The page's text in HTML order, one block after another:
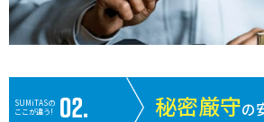
SUMiTASの
ここが違う!
秘密厳守の